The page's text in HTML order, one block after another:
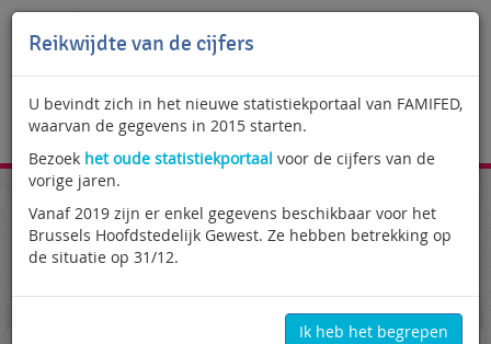
Reikwijdte van de cijfers
U bevindt zich in het nieuwe statistiekportaal van FAMIFED,
waarvan de gegevens in 2015 starten.
Bezoek het oude statistiekportaal voor de cijfers van de
vorige jaren.
Vanaf 2019 zijn er enkel gegevens beschikbaar voor het
Brussels Hoofdstedelijk Gewest. Ze hebben betrekking op
de situatie op 31/12.
Ik heb het begrepen
NL
Statistiekportaal
Kinderen opgevoed buiten het Rijk
Individuele ministeriële afwijkingen
Rechthebbenden
Aantal rechthebbenden per fonds en per nationaliteit